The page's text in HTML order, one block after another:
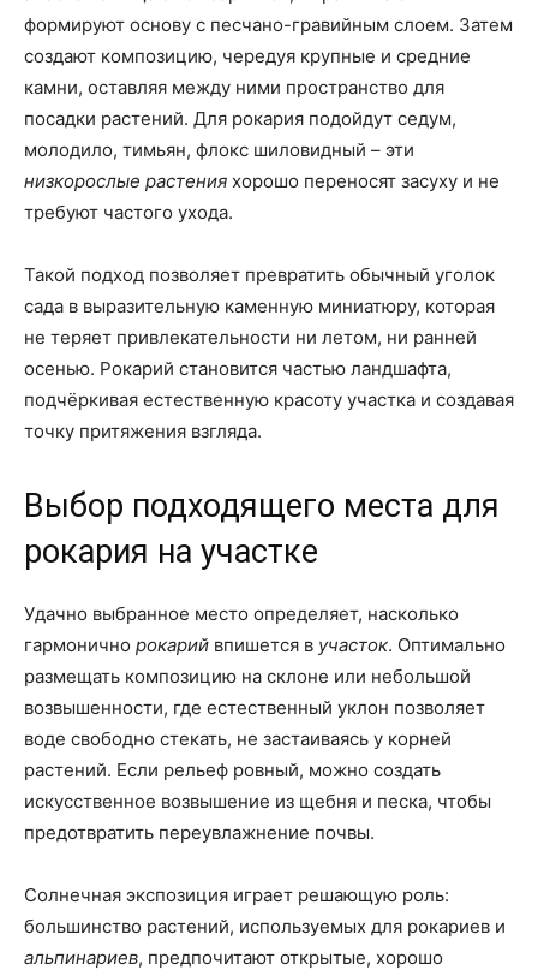
формируют основу с песчано-гравийным слоем. Затем
создают композицию, чередуя крупные и средние
камни, оставляя между ними пространство для
посадки растений. Для рокария подойдут седум,
молодило, тимьян, флокс шиловидный – эти
низкорослые растения хорошо переносят засуху и не
требуют частого ухода.
Такой подход позволяет превратить обычный уголок
сада в выразительную каменную миниатюру, которая
не теряет привлекательности ни летом, ни ранней
осенью. Рокарий становится частью ландшафта,
подчёркивая естественную красоту участка и создавая
точку притяжения взгляда.
Выбор подходящего места для
рокария на участке
Удачно выбранное место определяет, насколько
гармонично рокарий впишется в участок. Оптимально
размещать композицию на склоне или небольшой
возвышенности, где естественный уклон позволяет
воде свободно стекать, не застаиваясь у корней
растений. Если рельеф ровный, можно создать
искусственное возвышение из щебня и песка, чтобы
предотвратить переувлажнение почвы.
Солнечная экспозиция играет решающую роль:
большинство растений, используемых для рокариев и
альпинариев, предпочитают открытые, хорошо